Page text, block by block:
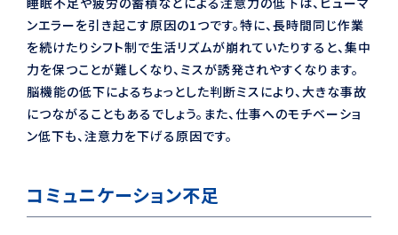
ンエラーを引き起こす原因の1つです。特に、長時間同じ作業
を続けたりシフト制で生活リズムが崩れていたりすると、集中
力を保つことが難しくなり、ミスが誘発されやすくなります。
脳機能の低下によるちょっとした判断ミスにより、大きな事故
につながることもあるでしょう。また、仕事へのモチベーショ
ン低下も、注意力を下げる原因です。
コミュニケーション不足